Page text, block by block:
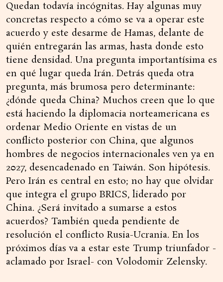
Quedan todavía incógnitas. Hay algunas muy
concretas respecto a cómo se va a operar este
acuerdo y este desarme de Hamas, delante de
quién entregarán las armas, hasta donde esto
tiene densidad. Una pregunta importantísima es
en qué lugar queda Irán. Detrás queda otra
pregunta, más brumosa pero determinante:
¿dónde queda China? Muchos creen que lo que
está haciendo la diplomacia norteamericana es
ordenar Medio Oriente en vistas de un
conflicto posterior con China, que algunos
hombres de negocios internacionales ven ya en
2027, desencadenado en Taiwán. Son hipótesis.
Pero Irán es central en esto; no hay que olvidar
que integra el grupo BRICS, liderado por
China. ¿Será invitado a sumarse a estos
acuerdos? También queda pendiente de
resolución el conflicto Rusia-Ucrania. En los
próximos días va a estar este Trump triunfador -
aclamado por Israel- con Volodomir Zelensky.